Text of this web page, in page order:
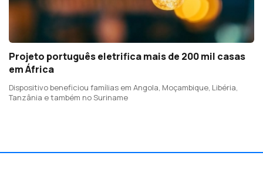
Projeto português eletrifica mais de 200 mil casas
em África
Dispositivo beneficiou famílias em Angola, Moçambique, Libéria,
Tanzânia e também no Suriname